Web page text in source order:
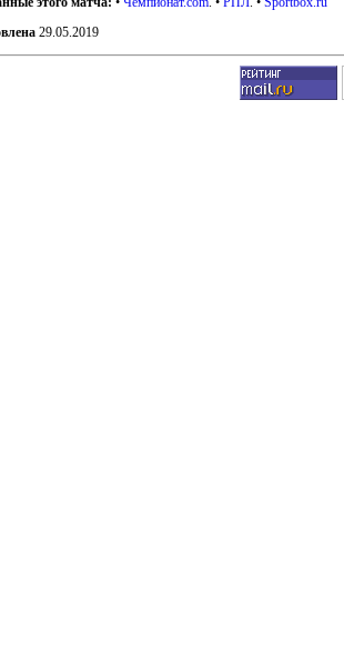
29.05.2019